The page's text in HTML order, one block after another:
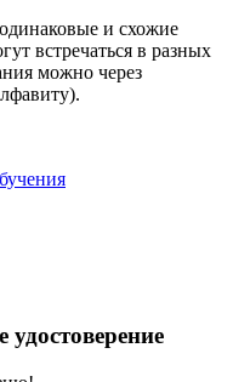
и схожие
встречаться в разных
можно через